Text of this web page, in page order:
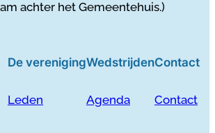
achter het Gemeentehuis.)
De vereniging
Leden
Wedstrijden
Agenda
Contact
Contact